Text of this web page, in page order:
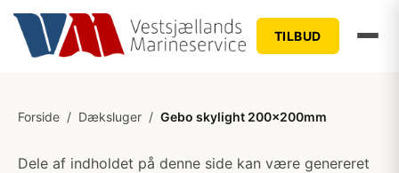
TILBUD
Forside / Dæksluger / Gebo skylight 200x200mm
Dele af indholdet på denne side kan være genereret